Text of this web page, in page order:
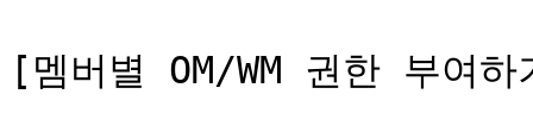
[멤버별 OM/WM 권한 부